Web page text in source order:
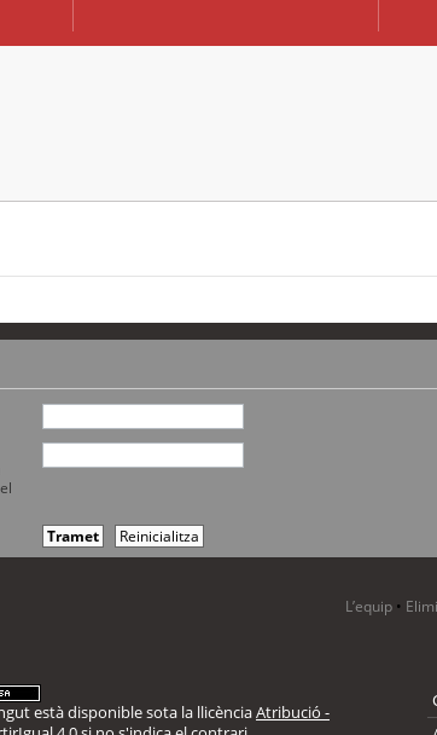
L’equip •
està disponible sota la llicènciaAtribució -